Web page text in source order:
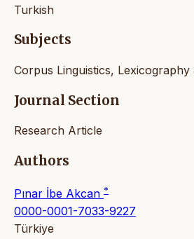
Turkish
Subjects
Corpus Linguistics, Lexicography
Journal Section
Research Article
Authors
Pınar İbe Akcan *
0000-0001-7033-9227
Türkiye